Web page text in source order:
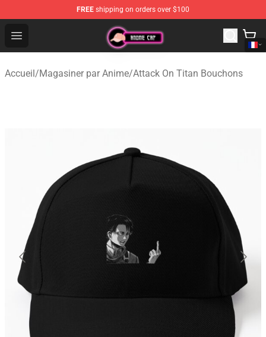
FREE shipping on orders over $100
Open menu
Anime Cap Shop - The Best Store of Anime Cap
Accueil/Magasiner par Anime/Attack On Titan Bouchons